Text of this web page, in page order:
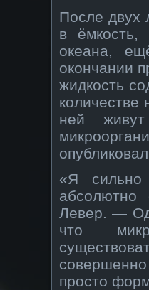
После двух
в
океана,
окончании
жидкость
количестве
ней
«Я сильно
Левер. —
что
просто